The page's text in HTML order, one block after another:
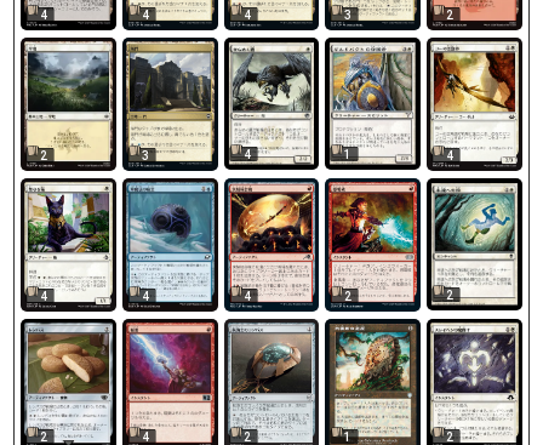
4 4 4 3 2
2 3 4 1 4
4 4 4 2 2
2 4 2 1 2